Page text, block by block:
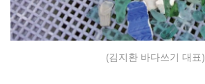
(김지환 바다쓰기 대표)